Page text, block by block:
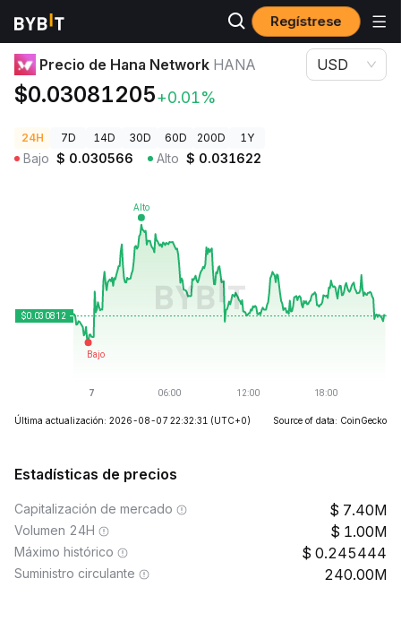
Regístrese
Precios de Criptomonedas Precio de Hana Network HANA
Precio de Hana Network HANA
$0.03081205+0.01%
USD
24H 7D 14D 30D 60D 200D 1Y
Bajo $ 0.030566 Alto $ 0.031622
Última actualización: 2026-08-07 22:32:31 (UTC+0) Source of data: CoinGecko
Estadísticas de precios
Capitalización de mercado 7.40M
Volumen 24H 1.00M
Máximo histórico 0.245444
Suministro circulante 240.00M